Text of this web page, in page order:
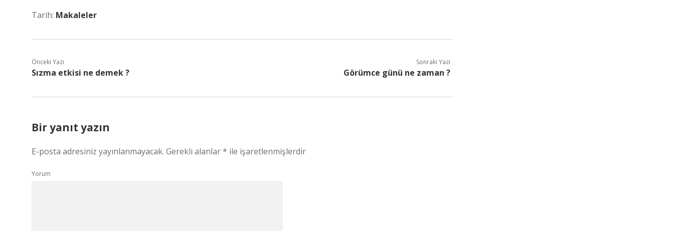
Tarih: Makaleler
Önceki Yazı
Sızma etkisi ne demek ?
Sonraki Yazı
Görümce günü ne zaman ?
Bir yanıt yazın
E-posta adresiniz yayınlanmayacak. Gerekli alanlar* ile işaretlenmişlerdir
Yorum